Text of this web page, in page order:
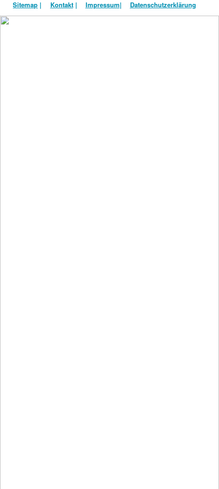
Sitemap | Kontakt| Impressum| Datenschutzerklärung